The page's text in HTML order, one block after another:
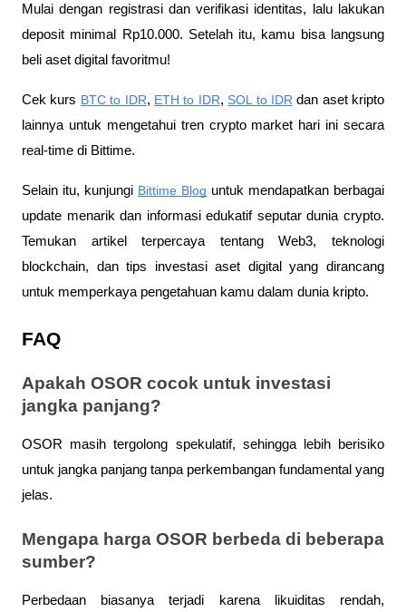
Mulai dengan registrasi dan verifikasi identitas, lalu lakukan
deposit minimal Rp10.000. Setelah itu, kamu bisa langsung
beli aset digital favoritmu!
Cek kurs BTC to IDR, ETH to IDR, SOL to IDR dan aset kripto
lainnya untuk mengetahui tren crypto market hari ini secara
real-time di Bittime.
Selain itu, kunjungi Bittime Blog untuk mendapatkan berbagai
update menarik dan informasi edukatif seputar dunia crypto.
Temukan artikel terpercaya tentang Web3, teknologi
blockchain, dan tips investasi aset digital yang dirancang
untuk memperkaya pengetahuan kamu dalam dunia kripto.
FAQ
Apakah OSOR cocok untuk investasi
jangka panjang?
OSOR masih tergolong spekulatif, sehingga lebih berisiko
untuk jangka panjang tanpa perkembangan fundamental yang
jelas.
Mengapa harga OSOR berbeda di beberapa
sumber?
Perbedaan biasanya terjadi karena likuiditas rendah,